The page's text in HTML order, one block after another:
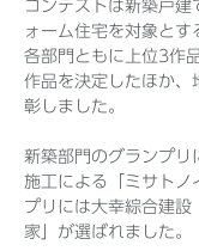
コンテストは新築戸建
ォーム住宅を対象とす
各部門ともに上位3作
作品を決定したほか、
彰しました。
新築部門のグランプリ
施工による「ミサトノ
プリには大幸綜合建設
家」が選ばれました。